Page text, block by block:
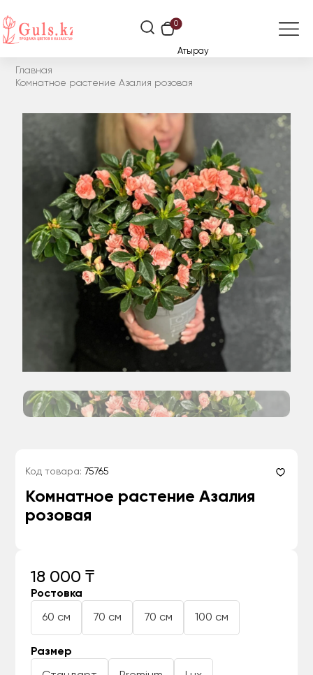
0
Атырау
Главная
Комнатное растение Азалия розовая
Код товара: 75765
Комнатное растение Азалия
розовая
18 000 ₸
Ростовка
60 см 70 см 70 см 100 см
Размер